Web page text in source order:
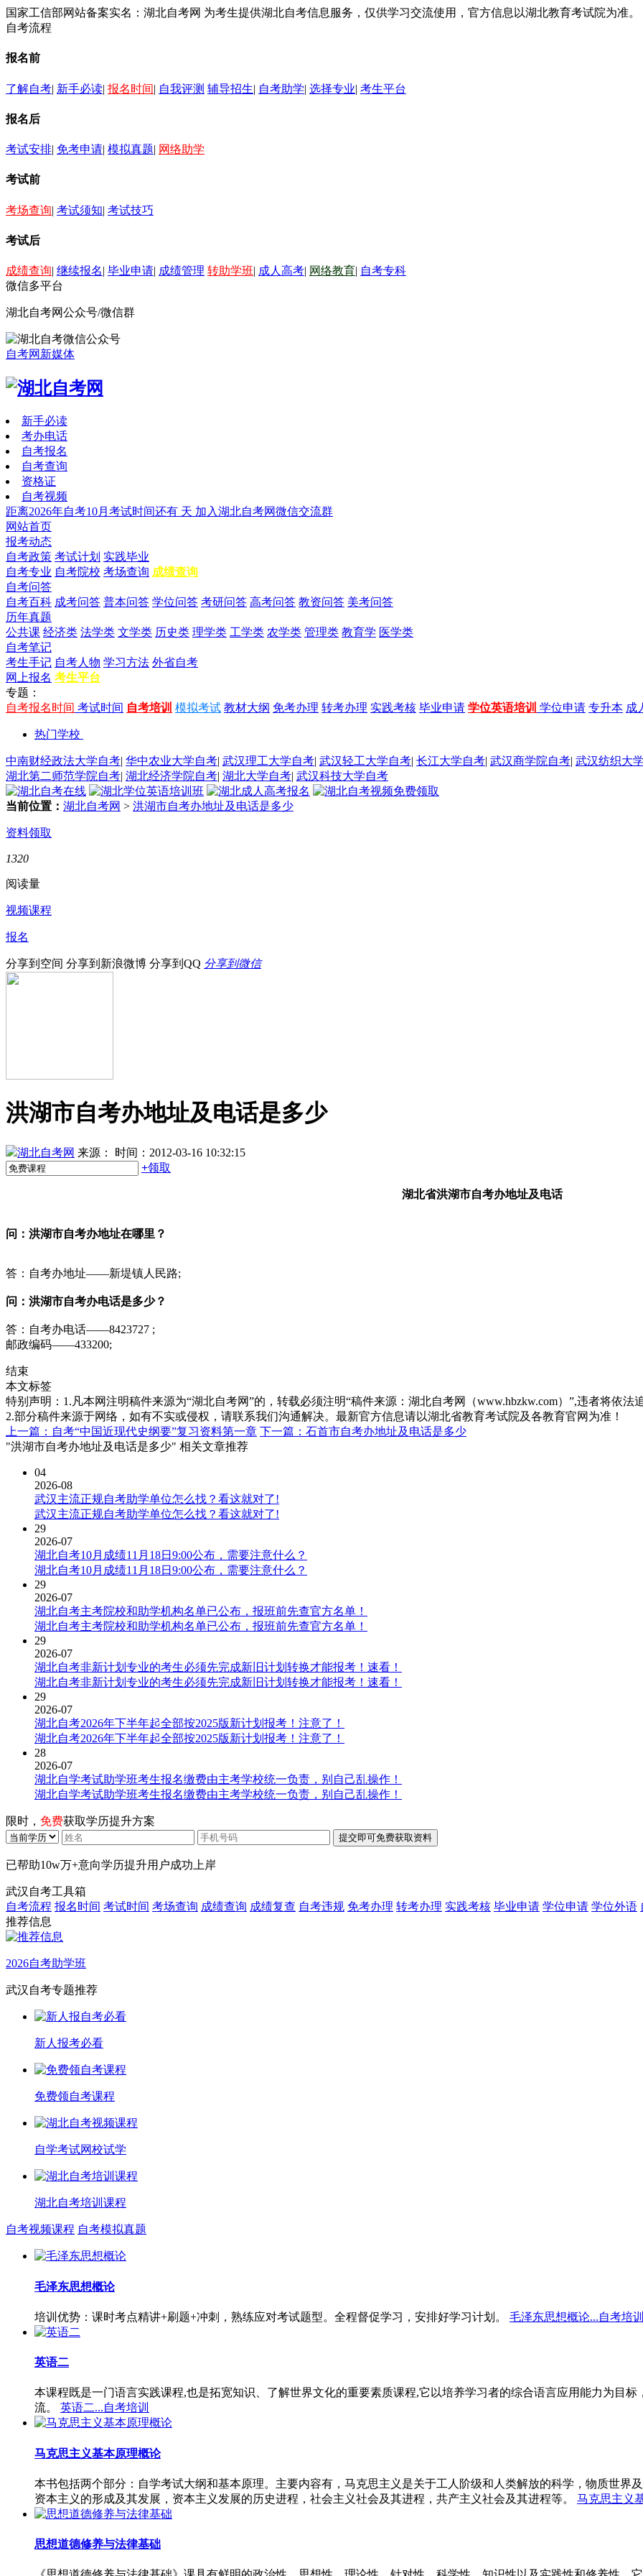
国家工信部网站备案实名：湖北自考网 为考生提供湖北自考信息服务，仅供学习交流使用，官方信息以湖北教育考试院为准。
自考流程
报名前
了解自考| 新手必读| 报名时间| 自我评测 辅导招生| 自考助学| 选择专业| 考生平台
报名后
考试安排| 免考申请| 模拟真题| 网络助学
考试前
考场查询| 考试须知| 考试技巧
考试后
成绩查询| 继续报名| 毕业申请| 成绩管理 转助学班| 成人高考| 网络教育| 自考专科
微信多平台
湖北自考网公众号/微信群
自考网新媒体
新手必读
考办电话
自考报名
自考查询
资格证
自考视频
距离2026年自考10月考试时间还有 天 加入湖北自考网微信交流群
网站首页
报考动态
自考政策 考试计划 实践毕业
自考专业 自考院校 考场查询 成绩查询
自考问答
自考百科 成考问答 普本问答 学位问答 考研问答 高考问答 教资问答 美考问答
历年真题
公共课 经济类 法学类 文学类 历史类 理学类 工学类 农学类 管理类 教育学 医学类
自考笔记
考生手记 自考人物 学习方法 外省自考
网上报名 考生平台
专题：
自考报名时间 考试时间 自考培训 模拟考试 教材大纲 免考办理 转考办理 实践考核 毕业申请 学位英语培训 学位申请 专升本 成
热门学校
中南财经政法大学自考| 华中农业大学自考| 武汉理工大学自考| 武汉轻工大学自考| 长江大学自考| 武汉商学院自考| 武汉纺织大
湖北第二师范学院自考| 湖北经济学院自考| 湖北大学自考| 武汉科技大学自考
当前位置： 湖北自考网 > 洪湖市自考办地址及电话是多少
资料领取
1320
阅读量
视频课程
报名
分享到空间 分享到新浪微博 分享到QQ 分享到微信
洪湖市自考办地址及电话是多少
湖北自考网 来源：
时间：2012-03-16 10:32:15
+领取
湖北省洪湖市自考办地址及电话
问 ： 洪湖市自考办地址在哪里？
答：自考办地址——新堤镇人民路;
问 ： 洪湖市自考办电话是多少？
答：自考办电话——8423727 ;
邮政编码——433200;
结束
本文标签
特别声明：1.凡本网注明稿件来源为“湖北自考网”的，转载必须注明“稿件来源：湖北自考网（www.hbzkw.com）”,违者将依法
2.部分稿件来源于网络，如有不实或侵权，请联系我们沟通解决。最新官方信息请以湖北省教育考试院及各教育官网为准！
上一篇：自考“中国近现代史纲要”复习资料第一章 下一篇：石首市自考办地址及电话是多少
"洪湖市自考办地址及电话是多少" 相关文章推荐
04
2026-08
武汉主流正规自考助学单位怎么找？看这就对了!
武汉主流正规自考助学单位怎么找？看这就对了!
29
2026-07
湖北自考10月成绩11月18日9:00公布，需要注意什么？
湖北自考10月成绩11月18日9:00公布，需要注意什么？
29
2026-07
湖北自考主考院校和助学机构名单已公布，报班前先查官方名单！
湖北自考主考院校和助学机构名单已公布，报班前先查官方名单！
29
2026-07
湖北自考非新计划专业的考生必须先完成新旧计划转换才能报考！速看！
湖北自考非新计划专业的考生必须先完成新旧计划转换才能报考！速看！
29
2026-07
湖北自考2026年下半年起全部按2025版新计划报考！注意了！
湖北自考2026年下半年起全部按2025版新计划报考！注意了！
28
2026-07
湖北自学考试助学班考生报名缴费由主考学校统一负责，别自己乱操作！
湖北自学考试助学班考生报名缴费由主考学校统一负责，别自己乱操作！
限时， 免费获取学历提升方案
已帮助10w万+意向学历提升用户成功上岸
武汉自考工具箱
自考流程 报名时间 考试时间 考场查询 成绩查询 成绩复查 自考违规 免考办理 转考办理 实践考核 毕业申请 学位申请 学位外语
推荐信息
2026自考助学班
武汉自考专题推荐
新人报考必看
免费领自考课程
自学考试网校试学
湖北自考培训课程
自考视频课程 自考模拟真题
毛泽东思想概论
培训优势：课时考点精讲+刷题+冲刺，熟练应对考试题型。全程督促学习，安排好学习计划。 毛泽东思想概论...自考培训
英语二
本课程既是一门语言实践课程,也是拓宽知识、了解世界文化的重要素质课程,它以培养学习者的综合语言应用能力为目
流。
英语二...自考培训
马克思主义基本原理概论
本书包括两个部分：自学考试大纲和基本原理。主要内容有，马克思主义是关于工人阶级和人类解放的科学，物质世界
资本主义的形成及其发展，资本主义发展的历史进程，社会主义社会及其进程，共产主义社会及其进程等。
马克思主义
思想道德修养与法律基础